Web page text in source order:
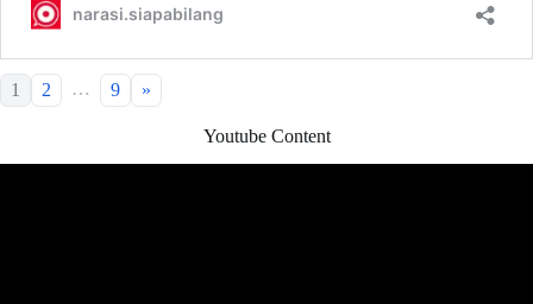
1 2 … 9 »
Youtube Content